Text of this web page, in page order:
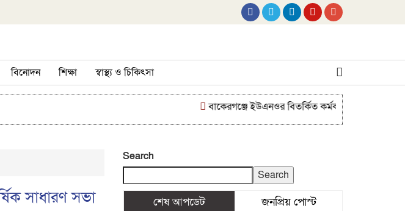
বিনোদন শিক্ষা স্বাস্থ্য ও চিকিৎসা
বাকেরগঞ্জে ইউএনওর বিতর্কিত কর্মকাণ্ডে নাগরিক সেবা
সাধারণ সভা
Search
Search
শেষ আপডেট জনপ্রিয় পোস্ট